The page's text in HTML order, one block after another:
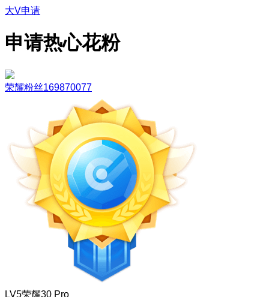
大V申请
申请热心花粉
荣耀粉丝169870077
LV5荣耀30 Pro